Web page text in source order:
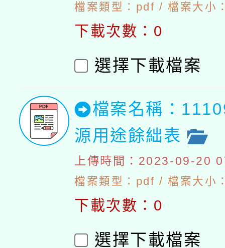
檔案類型：pdf / 檔案大小
下載次數：0
選擇下載檔案
檔案名稱：
源用途餘絀表
上傳時間：2023-09-20
檔案類型：pdf / 檔案大小
下載次數：0
選擇下載檔案